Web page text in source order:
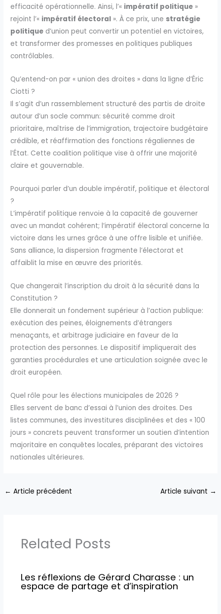
efficacité opérationnelle. Ainsi, l’« impératif politique »
rejoint l’« impératif électoral ». À ce prix, une stratégie
politique d’union peut convertir un potentiel en victoires,
et transformer des promesses en politiques publiques
contrôlables.
Qu’entend-on par « union des droites » dans la ligne d’Éric
Ciotti ?
Il s’agit d’un rassemblement structuré des partis de droite
autour d’un socle commun: sécurité comme droit
prioritaire, maîtrise de l’immigration, trajectoire budgétaire
crédible, et réaffirmation des fonctions régaliennes de
l’État. Cette coalition politique vise à offrir une majorité
claire et gouvernable.
Pourquoi parler d’un double impératif, politique et électoral
?
L’impératif politique renvoie à la capacité de gouverner
avec un mandat cohérent; l’impératif électoral concerne la
victoire dans les urnes grâce à une offre lisible et unifiée.
Sans alliance, la dispersion fragmente l’électorat et
affaiblit la mise en œuvre des priorités.
Que changerait l’inscription du droit à la sécurité dans la
Constitution ?
Elle donnerait un fondement supérieur à l’action publique:
exécution des peines, éloignements d’étrangers
menaçants, et arbitrage judiciaire en faveur de la
protection des personnes. Le dispositif impliquerait des
garanties procédurales et une articulation soignée avec le
droit européen.
Quel rôle pour les élections municipales de 2026 ?
Elles servent de banc d’essai à l’union des droites. Des
listes communes, des investitures disciplinées et des « 100
jours » concrets peuvent transformer un soutien d’intention
majoritaire en conquêtes locales, préparant des victoires
nationales ultérieures.
← Article précédent Article suivant →
Related Posts
Les réflexions de Gérard Charasse : un
espace de partage et d’inspiration